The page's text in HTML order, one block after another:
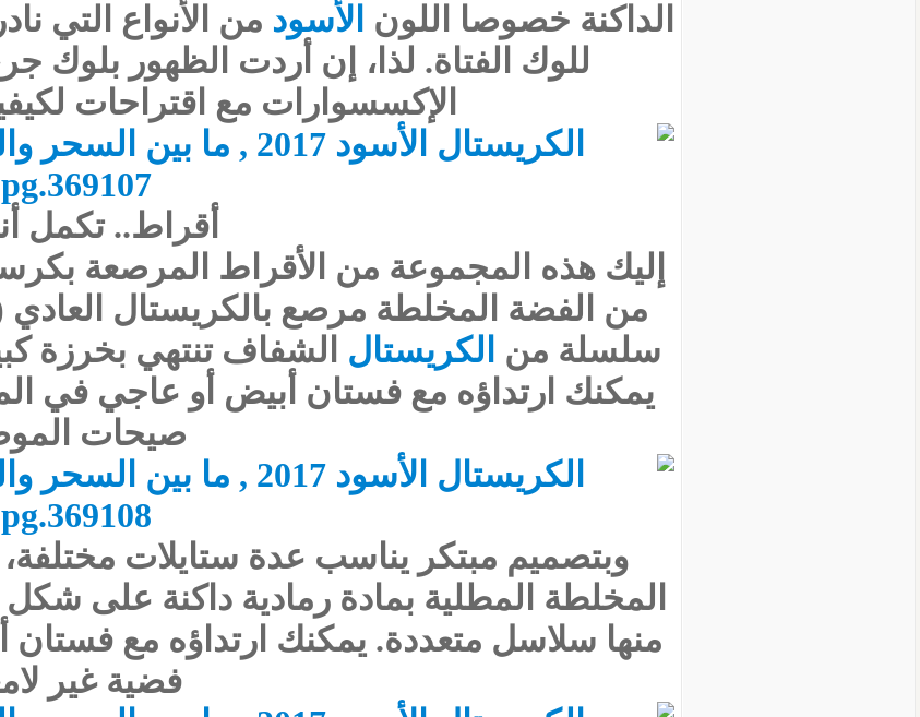
الداكنة خصوصا اللون الأسود من الأنواع التي
للوك الفتاة. لذا، إن أردت الظهور بلوك
الإكسسوارات مع اقتراحات
أقراط.. تكمل
إليك هذه المجموعة من الأقراط المرصعة
من الفضة المخلطة مرصع بالكريستال
سلسلة من الكريستال الشفاف تنتهي بخرزة
يمكنك ارتداؤه مع فستان أبيض أو عاجي في
صيحات
وبتصميم مبتكر يناسب عدة ستايلات
المخلطة المطلية بمادة رمادية داكنة على
منها سلاسل متعددة. يمكنك ارتداؤه مع فستان
فضية غير